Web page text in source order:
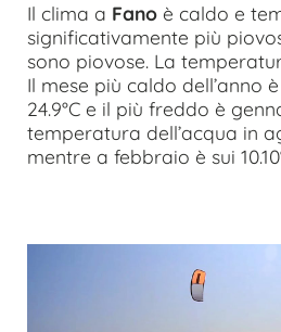
Il clima a Fano è caldo e
significativamente più
sono piovose. La
Il mese più caldo dell’anno
24.9°C e il più freddo è
temperatura dell’acqua in
mentre a febbraio è sui